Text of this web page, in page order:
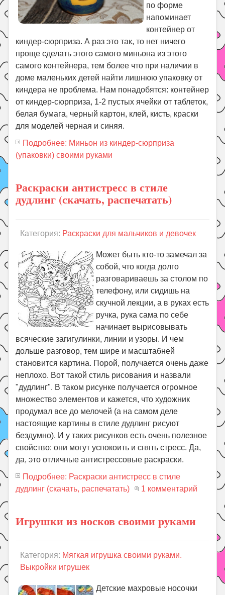
по форме
напоминает
контейнер от
киндер-сюрприза. А раз это так, то нет ничего
проще сделать этого самого миньона из этого
самого контейнера, тем более что при наличии в
доме маленьких детей найти лишнюю упаковку от
киндера не проблема. Нам понадобятся: контейнер
от киндер-сюрприза, 1-2 пустых ячейки от таблеток,
белая бумага, черный картон, клей, кисть, краски
для моделей черная и синяя.
Подробнее: Миньон из киндер-сюрприза
(упаковки) своими руками
Раскраски антистресс в стиле
дудлинг (скачать, распечатать)
Категория: Раскраски для мальчиков и девочек
Может быть кто-то замечал за
собой, что когда долго
разговариваешь за столом по
телефону, или сидишь на
скучной лекции, а в руках есть
ручка, рука сама по себе
начинает вырисовывать
всяческие загигулинки, линии и узоры. И чем
дольше разговор, тем шире и масштабней
становится картина. Порой, получается очень даже
неплохо. Вот такой стиль рисования и назвали
"дудлинг". В таком рисунке получается огромное
множество элементов и кажется, что художник
продумал все до мелочей (а на самом деле
настоящие картины в стиле дудлинг рисуют
бездумно). И у таких рисунков есть очень полезное
свойство: они могут успокоить и снять стресс. Да,
да, это отличные антистрессовые раскраски.
Подробнее: Раскраски антистресс в стиле
дудлинг (скачать, распечатать)
1 комментарий
Игрушки из носков своими руками
Категория: Мягкая игрушка своими руками.
Выкройки игрушек
Детские махровые носочки